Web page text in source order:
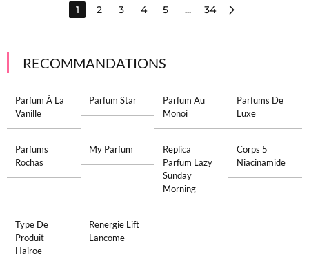
1 2 3 4 5 ... 34
RECOMMANDATIONS
Parfum À La
Vanille
Parfum Star
Parfum Au
Monoi
Parfums De
Luxe
Parfums
Rochas
My Parfum
Replica
Parfum Lazy
Sunday
Morning
Corps 5
Niacinamide
Type De
Produit
Hairoe
Renergie Lift
Lancome